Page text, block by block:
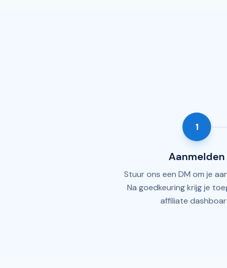
1
Aanmelden
Stuur ons een DM om je
Na goedkeuring krijg je
affiliate